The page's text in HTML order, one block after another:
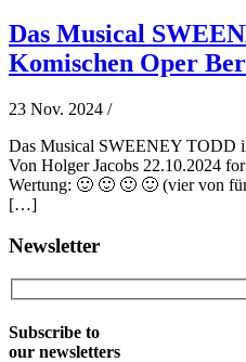
Das Musical
Komischen Oper
23 Nov. 2024 /
Das Musical SWEENEY TODD
Von Holger Jacobs 22.10.2024
Wertung: 🙂 🙂 🙂 🙂 (vier von
[…]
Newsletter
Subscribe to
our newsletters